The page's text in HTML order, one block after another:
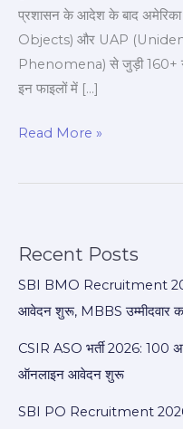
प्रशासन के आदेश के बाद
Objects) और UAP
Phenomena) से जुड़ी 160+
इन फाइलों में […]
🛸
Read More »
Recent Posts
SBI BMO Recruitment
आवेदन शुरू, MBBS उम्मीदवार
CSIR ASO भर्ती 2026: 100
ऑनलाइन आवेदन शुरू
SBI PO Recruitment